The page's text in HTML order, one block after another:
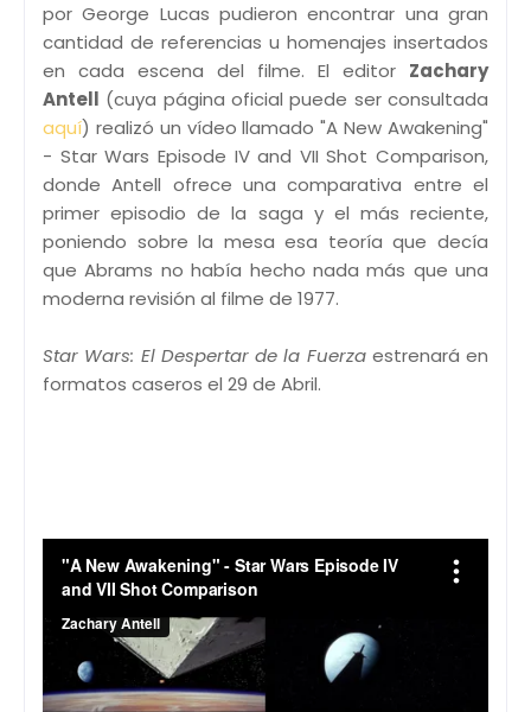
por George Lucas pudieron encontrar una gran
cantidad de referencias u homenajes insertados
en cada escena del filme. El editor Zachary
Antell (cuya página oficial puede ser consultada
aquí) realizó un vídeo llamado "A New Awakening"
- Star Wars Episode IV and VII Shot Comparison,
donde Antell ofrece una comparativa entre el
primer episodio de la saga y el más reciente,
poniendo sobre la mesa esa teoría que decía
que Abrams no había hecho nada más que una
moderna revisión al filme de 1977.
Star Wars: El Despertar de la Fuerzaestrenará en
formatos caseros el 29 de Abril.